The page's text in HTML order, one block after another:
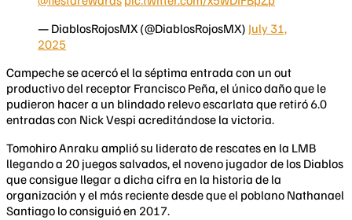
— DiablosRojosMX (@DiablosRojosMX) July 31,
2025
Campeche se acercó el la séptima entrada con un out
productivo del receptor Francisco Peña, el único daño que le
pudieron hacer a un blindado relevo escarlata que retiró 6.0
entradas con Nick Vespi acreditándose la victoria.
Tomohiro Anraku amplió su liderato de rescates en la LMB
llegando a 20 juegos salvados, el noveno jugador de los Diablos
que consigue llegar a dicha cifra en la historia de la
organización y el más reciente desde que el poblano Nathanael
Santiago lo consiguió en 2017.